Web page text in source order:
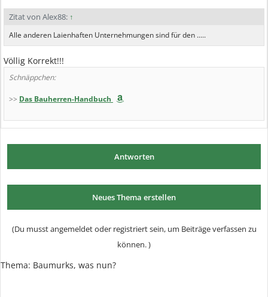
Zitat von Alex88: ↑
Alle anderen Laienhaften Unternehmungen sind für den .....
Völlig Korrekt!!!
Schnäppchen:
>> Das Bauherren-Handbuch
Antworten
Neues Thema erstellen
(Du musst angemeldet oder registriert sein, um Beiträge verfassen zu
können. )
Thema: Baumurks, was nun?